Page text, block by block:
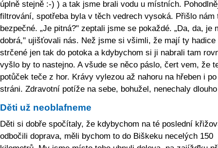
úplně stejně :-) ) a tak jsme brali vodu u místních.
filtrování, spotřeba byla v těch vedrech vysoká. Přišlo nám
bezpečné. „Je pitná?" zeptali jsme se pokaždé. „Da, da, je
dobrá," ujišťovali nás. Než jsme si všimli, že mají ty hadice
strčené jen tak do potoka a kdybychom si ji nabrali tam
vyšlo by to nastejno. A všude se něco páslo, čert vem, že
potůček teče z hor. Krávy vylezou až nahoru na hřeben i
stráni. Zdravotní potíže na sebe, bohužel, nenechaly
Děti už neoblafneme
Děti si dobře spočítaly, že kdybychom na té poslední
odbočili doprava, měli bychom to do Biškeku necelých 150